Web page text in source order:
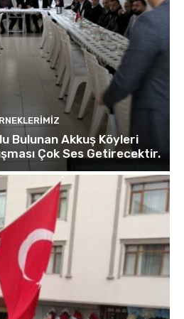
Bulunan Akkuş Köyleri
Çok Ses Getirecektir.